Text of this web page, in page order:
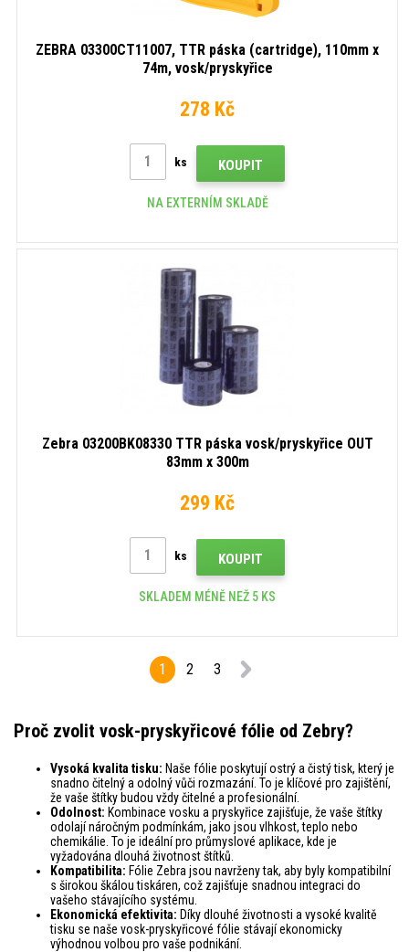
ZEBRA 03300CT11007, TTR páska (cartridge), 110mm x
74m, vosk/pryskyřice
278 Kč
ks KOUPIT
NA EXTERNÍM SKLADĚ
Zebra 03200BK08330 TTR páska vosk/pryskyřice OUT
83mm x 300m
299 Kč
ks KOUPIT
SKLADEM MÉNĚ NEŽ 5 KS
1 2 3
Proč zvolit vosk-pryskyřicové fólie od Zebry?
Vysoká kvalita tisku: Naše fólie poskytují ostrý a čistý tisk, který je
snadno čitelný a odolný vůči rozmazání. To je klíčové pro zajištění,
že vaše štítky budou vždy čitelné a profesionální.
Odolnost: Kombinace vosku a pryskyřice zajišťuje, že vaše štítky
odolají náročným podmínkám, jako jsou vlhkost, teplo nebo
chemikálie. To je ideální pro průmyslové aplikace, kde je
vyžadována dlouhá životnost štítků.
Kompatibilita: Fólie Zebra jsou navrženy tak, aby byly kompatibilní
s širokou škálou tiskáren, což zajišťuje snadnou integraci do
vašeho stávajícího systému.
Ekonomická efektivita: Díky dlouhé životnosti a vysoké kvalitě
tisku se naše vosk-pryskyřicové fólie stávají ekonomicky
výhodnou volbou pro vaše podnikání.